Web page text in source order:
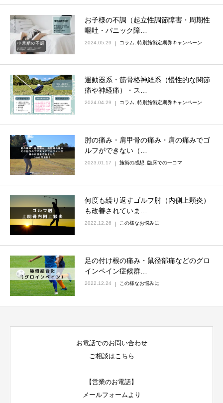
お子様の不調（起立性調節障害・周期性
嘔吐・パニック障…
2024.05.29 コラム 特別施術定期券キャンペーン
運動器系・筋骨格神経系（慢性的な関節
痛や神経痛）・ス…
2024.04.29 コラム, 特別施術定期券キャンペーン
肘の痛み・肩甲骨の痛み・肩の痛みでゴ
ルフができない（…
2023.01.17 施術の感想 臨床での一コマ
何度も繰り返すゴルフ肘（内側上顆炎）
も改善されていま…
2022.12.26 この様なお悩みに
足の付け根の痛み・鼠径部痛などのグロ
インペイン症候群…
2022.12.24 この様なお悩みに
お電話でのお問い合わせ
ご相談はこちら
【営業のお電話】
メールフォームより